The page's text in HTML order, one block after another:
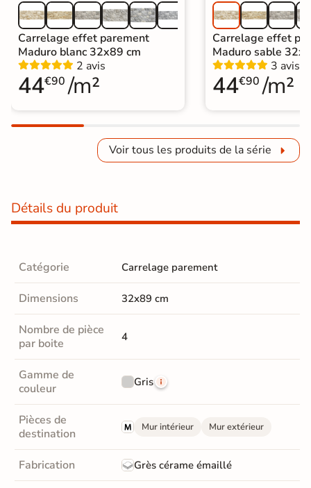
Carrelage effet parement
Maduro blanc 32x89 cm
2 avis
44€90 /m²
Carrelage effet
Maduro sable
3 avis
44€90 /m²
Voir tous les produits de la série
Détails du produit
Catégorie Carrelage parement
Dimensions 32x89 cm
Nombre de pièce
par boite
4
Gamme de
couleur
Gris
Pièces de
destination
Mur intérieur Mur extérieur
Fabrication Grès cérame émaillé